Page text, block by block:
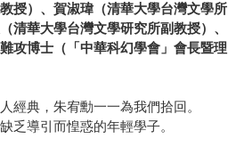
授）、賀淑瑋（清華大學台灣文學所
清華大學台灣文學研究所副教授）、
攻博士（「中華科幻學會」會長暨理
經典，朱宥勳一一為我們拾回。
乏導引而惶惑的年輕學子。